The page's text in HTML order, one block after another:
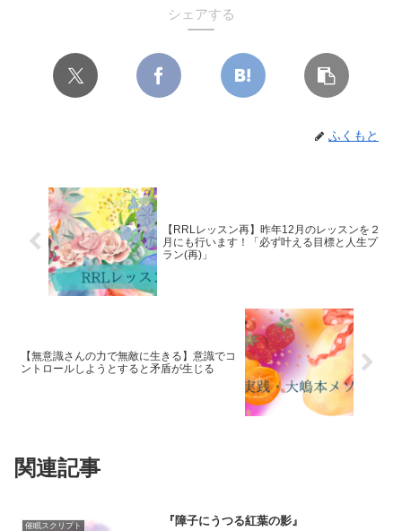
シェアする
ふくもと
【RRLレッスン再】昨年12月のレッスンを２
月にも行います！「必ず叶える目標と人生プ
ラン(再)」
【無意識さんの力で無敵に生きる】意識でコ
ントロールしようとすると矛盾が生じる
関連記事
催眠スクリプト
『障子にうつる紅葉の影』